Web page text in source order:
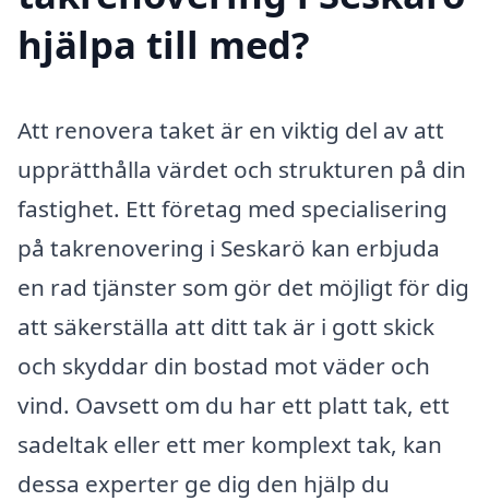
hjälpa till med?
Att renovera taket är en viktig del av att
upprätthålla värdet och strukturen på din
fastighet. Ett företag med specialisering
på takrenovering i Seskarö kan erbjuda
en rad tjänster som gör det möjligt för dig
att säkerställa att ditt tak är i gott skick
och skyddar din bostad mot väder och
vind. Oavsett om du har ett platt tak, ett
sadeltak eller ett mer komplext tak, kan
dessa experter ge dig den hjälp du